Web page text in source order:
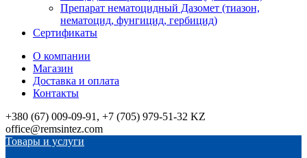
Препарат нематоцидный Дазомет (тиазон,
нематоцид, фунгицид, гербицид)
Сертификаты
О компании
Магазин
Доставка и оплата
Контакты
+380 (67) 009-09-91, +7 (705) 979-51-32 KZ
office@remsintez.com
Товары и услуги